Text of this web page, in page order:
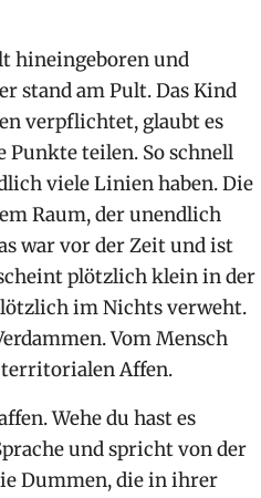
hineingeboren und
stand am Pult. Das Kind
verpflichtet, glaubt es
teilen. So schnell
viele Linien haben. Die
Raum, der unendlich
war vor der Zeit und ist
plötzlich klein in der
im Nichts verweht.
Vom Mensch
territorialen Affen.
Wehe du hast es
und spricht von der
Dummen, die in ihrer